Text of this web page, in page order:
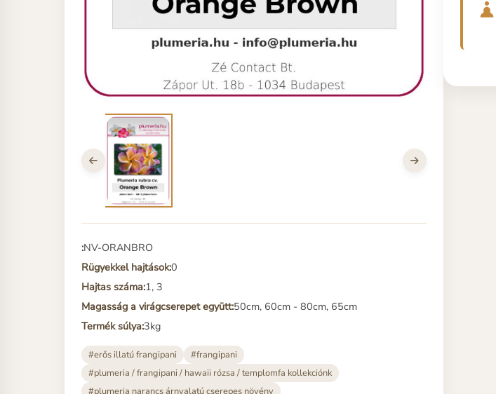
:NV-ORANBRO
Rügyekkel hajtások:0
Hajtas száma:1, 3
Magasság a virágcserepet együtt:50cm, 60cm - 80cm, 65cm
Termék súlya:3kg
#erős illatú frangipani
#frangipani
#plumeria / frangipani / hawaii rózsa / templomfa kollekciónk
#plumeria narancs árnyalatú cserepes növény